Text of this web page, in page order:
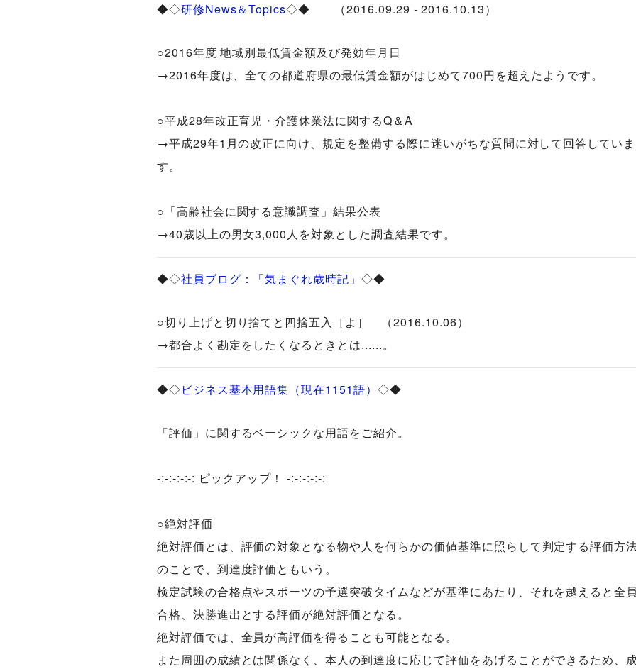
◆◇研修News＆Topics◇◆ （2016.09.29 - 2016.10.13）
○2016年度 地域別最低賃金額及び発効年月日
→2016年度は、全ての都道府県の最低賃金額がはじめて700円を超えたようです。
○平成28年改正育児・介護休業法に関するQ＆A
→平成29年1月の改正に向け、規定を整備する際に迷いがちな質問に対して回答していま
す。
○「高齢社会に関する意識調査」結果公表
→40歳以上の男女3,000人を対象とした調査結果です。
◆◇社員ブログ：「気まぐれ歳時記」◇◆
○切り上げと切り捨てと四捨五入［よ］ （2016.10.06）
→都合よく勘定をしたくなるときとは......。
◆◇ビジネス基本用語集（現在1151語） ◇◆
「評価」に関するベーシックな用語をご紹介。
-:-:-:-:-: ピックアップ！ -:-:-:-:-:
○絶対評価
絶対評価とは、評価の対象となる物や人を何らかの価値基準に照らして判定する評価方
のことで、到達度評価ともいう。
検定試験の合格点やスポーツの予選突破タイムなどが基準にあたり、それを越えると全員
合格、決勝進出とする評価が絶対評価となる。
絶対評価では、全員が高評価を得ることも可能となる。
また周囲の成績とは関係なく、本人の到達度に応じて評価をあげることができるため、